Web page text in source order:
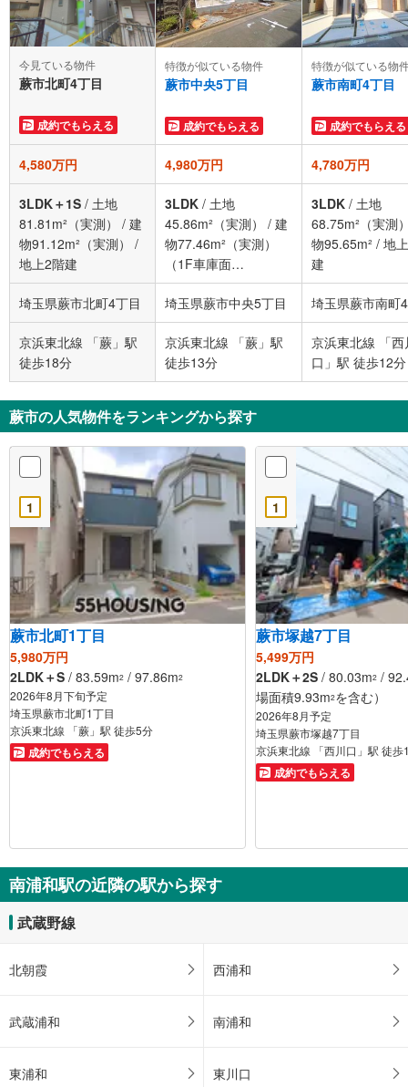
今見ている物件
蕨市北町4丁目
成約でもらえる
特徴が似ている物件
蕨市中央5丁目
成約でもらえる
特徴が似ている物
蕨市南町4丁目
成約でもらえる
4,580万円 4,980万円 4,780万円
3LDK＋1S / 土地
81.81m²（実測）
/ 建
物91.12m²（実測）
/
地上2階建
3LDK / 土地
45.86m²（実測）
/ 建
物77.46m²（実測）
（1F車庫面
積:3.72m²）/地上3階
3LDK / 土地
68.75m²（実測
物95.65m² / 地
建
埼玉県蕨市北町4丁目 埼玉県蕨市中央5丁目 埼玉県蕨市南町
京浜東北線 「蕨」駅
徒歩18分
京浜東北線 「蕨」駅
徒歩13分
京浜東北線 「西
口」駅 徒歩12分
蕨市の人気物件をランキングから探す
1
蕨市北町1丁目
5,980万円
2LDK＋S / 83.59m2 / 97.86m2
2026年8月下旬予定
埼玉県蕨市北町1丁目
京浜東北線 「蕨」駅 徒歩5分
成約でもらえる
1
蕨市塚越7丁目
5,499万円
2LDK＋2S / 80.03m2 /
場面積9.93m2を含む）
2026年8月予定
埼玉県蕨市塚越7丁目
京浜東北線 「西川口」駅 徒歩
成約でもらえる
南浦和駅の近隣の駅から探す
武蔵野線
北朝霞 西浦和
武蔵浦和 南浦和
東浦和 東川口